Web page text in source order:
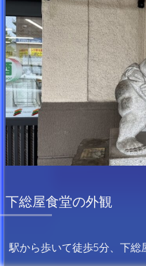
下総屋食堂の外観
駅から歩いて徒歩5分、下総